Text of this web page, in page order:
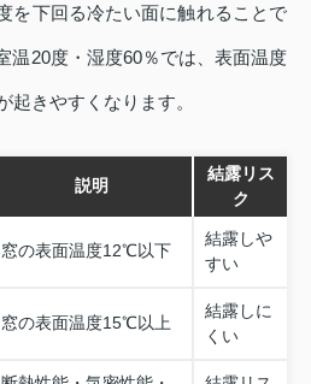
を下回る冷たい面に触れることで
温20度・湿度60％では、表面温度
起きやすくなります。
説明
結露リス
ク
窓の表面温度12℃以下
結露しや
すい
窓の表面温度15℃以上
結露しに
くい